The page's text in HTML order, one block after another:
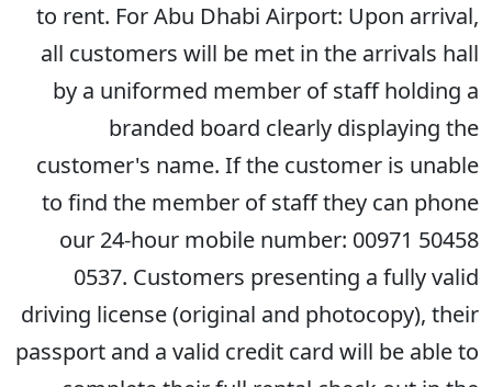
to rent. For Abu Dhabi Airport: Upon arrival,
all customers will be met in the arrivals hall
by a uniformed member of staff holding a
branded board clearly displaying the
customer's name. If the customer is unable
to find the member of staff they can phone
our 24-hour mobile number: 00971 50458
0537. Customers presenting a fully valid
driving license (original and photocopy), their
passport and a valid credit card will be able to